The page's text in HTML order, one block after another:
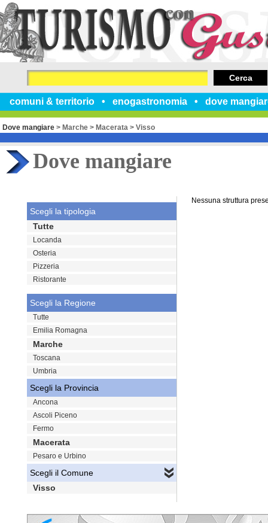
comuni & territorio enogastronomia dove
Cerca
Dove mangiare > Marche > Macerata > Visso
Dove mangiare
Nessuna struttura
Scegli la tipologia
Tutte
Locanda
Osteria
Pizzeria
Ristorante
Scegli la Regione
Tutte
Emilia Romagna
Marche
Toscana
Umbria
Scegli la Provincia
Ancona
Ascoli Piceno
Fermo
Macerata
Pesaro e Urbino
Scegli il Comune
Visso